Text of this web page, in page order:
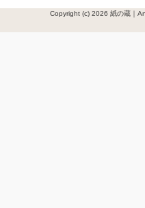
Copyright (c) 2026 紙の蔵｜